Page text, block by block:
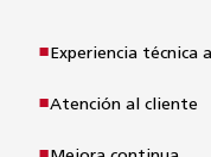
Experiencia técnica
Atención al cliente